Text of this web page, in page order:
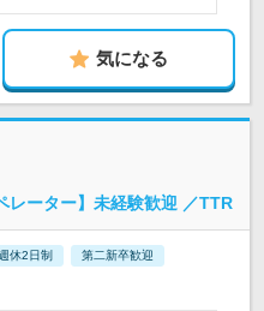
気になる
レーター】未経験歓迎 ／TTR
休2日制 第二新卒歓迎